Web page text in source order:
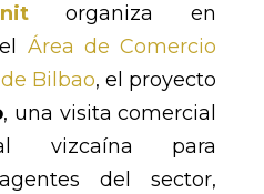
organiza en
Área de Comercio
Bilbao, el proyecto
, una visita comercial
vizcaína para
del sector,